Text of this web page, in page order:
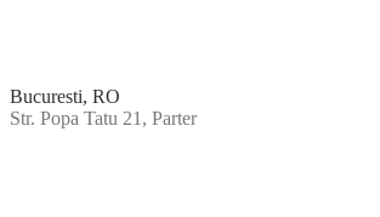
Bucuresti, RO
Str. Popa Tatu 21, Parter